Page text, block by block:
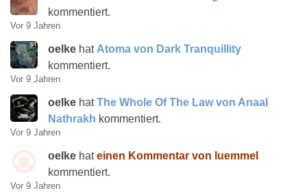
kommentiert.
Vor 9 Jahren
oelke hat Atoma von Dark Tranquillity
kommentiert.
Vor 9 Jahren
oelke hatThe Whole Of The Law von Anaal
Nathrakh kommentiert.
Vor 9 Jahren
oelke hateinen Kommentar von luemmel
kommentiert.
Vor 9 Jahren